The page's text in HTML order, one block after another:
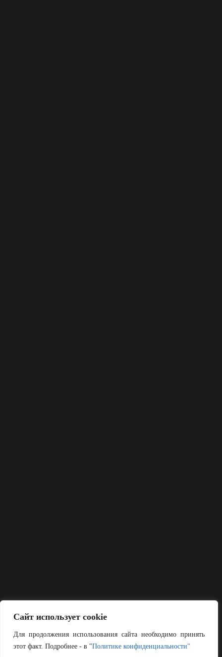
Сайт использует cookie
Для продолжения использования сайта необходимо принять
этот факт. Подробнее - в "Политике конфиденциальности"